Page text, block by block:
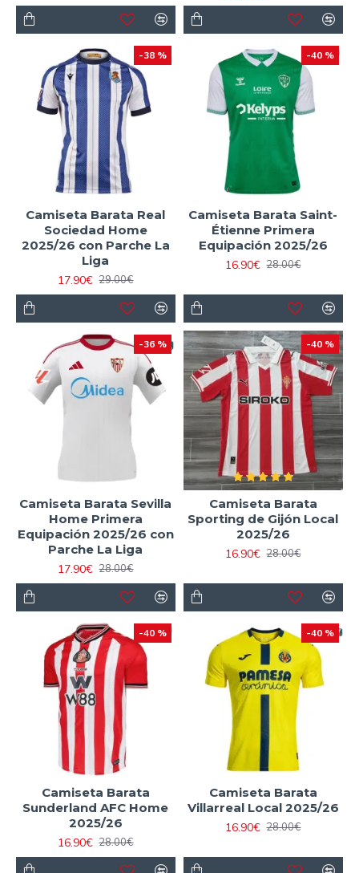
-38 %
Camiseta Barata Real
Sociedad Home
2025/26 con Parche La
Liga
17.90€ 29.00€
-40 %
Camiseta Barata Saint-
Étienne Primera
Equipación 2025/26
16.90€ 28.00€
-36 %
Camiseta Barata Sevilla
Home Primera
Equipación 2025/26 con
Parche La Liga
17.90€ 28.00€
-40 %
Camiseta Barata
Sporting de Gijón Local
2025/26
16.90€ 28.00€
-40 %
Camiseta Barata
Sunderland AFC Home
2025/26
16.90€ 28.00€
-40 %
Camiseta Barata
Villarreal Local 2025/26
16.90€ 28.00€